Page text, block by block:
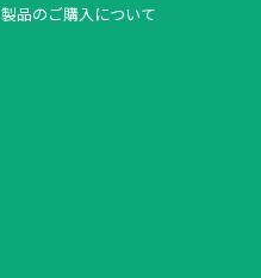
製品のご購入について